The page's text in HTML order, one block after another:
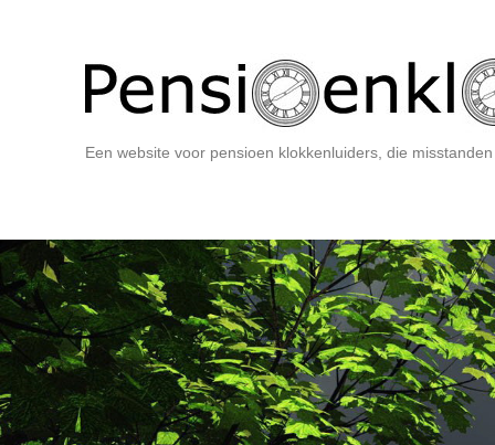
Een website voor pensioen klokkenluiders, die